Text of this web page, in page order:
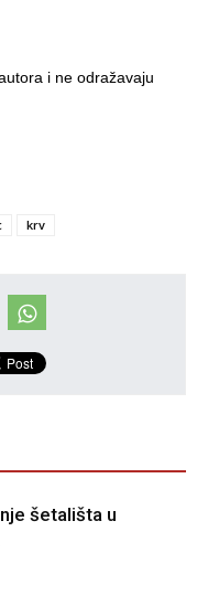
i ne odražavaju
krv
šetališta u